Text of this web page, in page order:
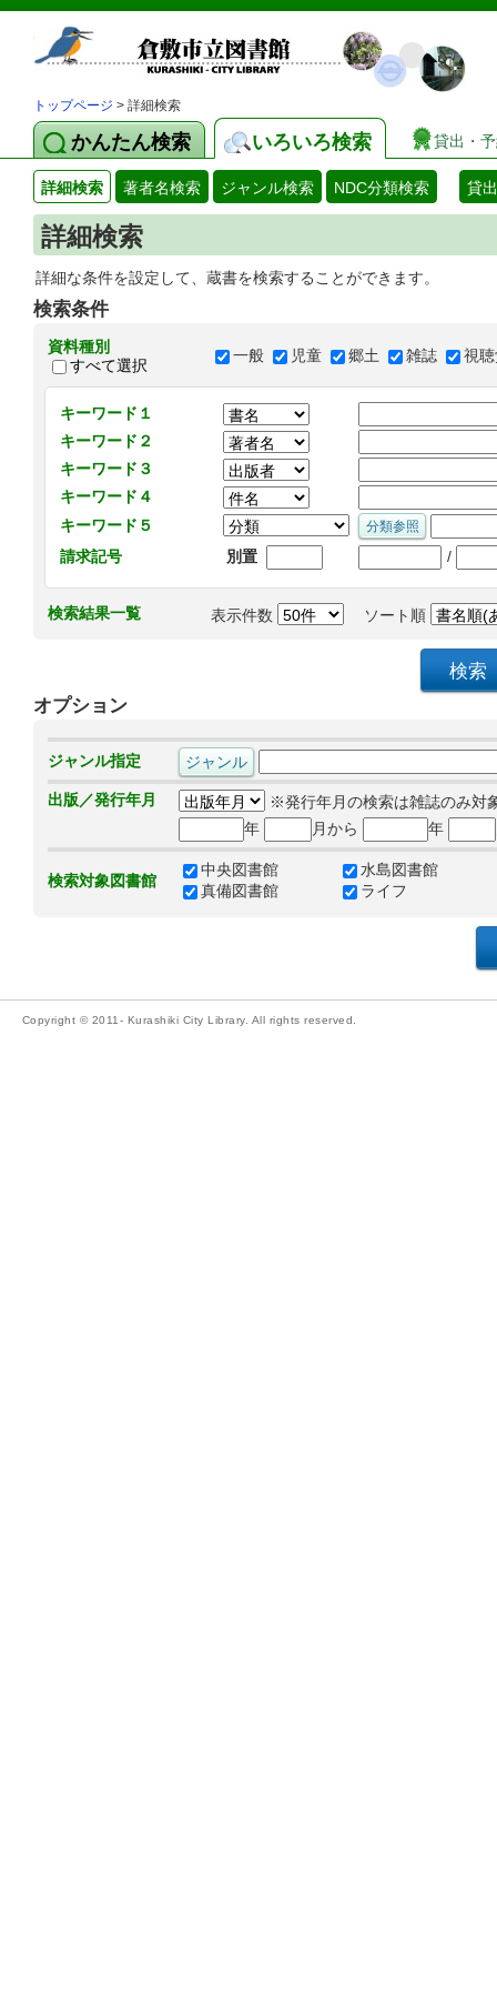
トップページ > 詳細検索
かんたん検索 いろいろ検索 貸出・
詳細検索 著者名検索 ジャンル検索 NDC分類検索 貸
詳細検索
詳細な条件を設定して、蔵書を検索することができます。
検索条件
資料種別
すべて選択
一般 児童 郷土 雑誌 視
キーワード１
キーワード２
キーワード３
キーワード４
キーワード５
請求記号
別置 /
検索結果一覧 表示件数 ソート順
オプション
ジャンル指定
出版／発行年月
※発行年月の検索は雑誌のみ対
年
月から 年
検索対象図書館
中央図書館
水島図書館
真備図書館
ライフ
Copyright © 2011- Kurashiki City Library. All rights reserved.